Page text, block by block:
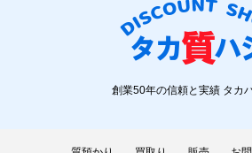
創業50年の信頼と実績 タカ